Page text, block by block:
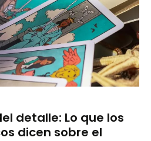
detalle: Lo que los
dicen sobre el